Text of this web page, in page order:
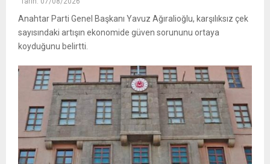
Anahtar Parti Genel Başkanı Yavuz Ağıralioğlu, karşılıksız çek
sayısındaki artışın ekonomide güven sorununu ortaya
koyduğunu belirtti.